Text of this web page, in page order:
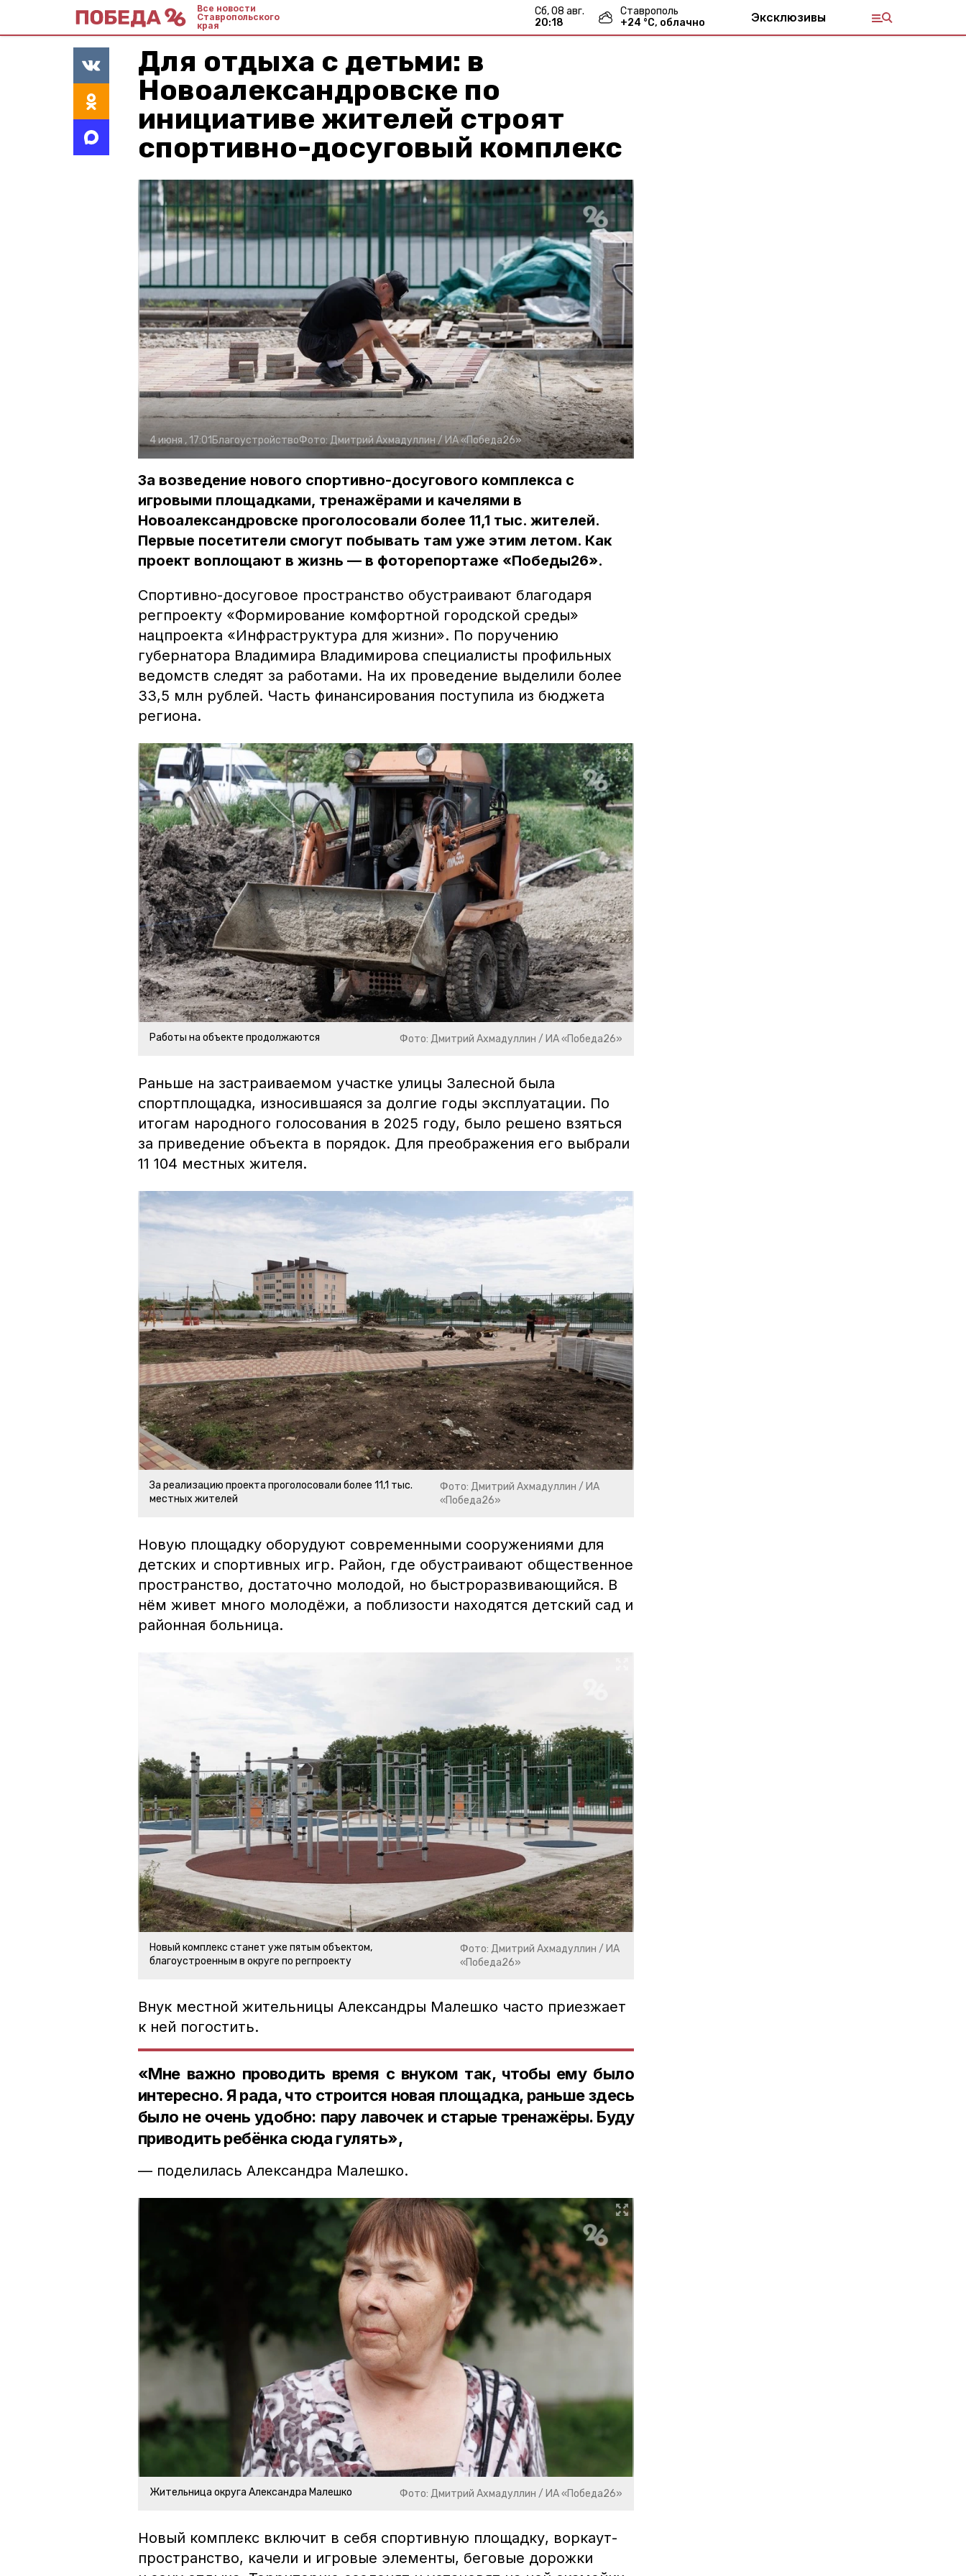
Все новости
Ставропольского
края
сб, 08 авг.
20:18
Ставрополь
+24 °С, облачно Эксклюзивы
Для отдыха с детьми: в
Новоалександровске по
инициативе жителей строят
спортивно-досуговый комплекс
4 июня , 17:01 БлагоустройствоФото: Дмитрий Ахмадуллин /ИА «Победа26»
За возведение нового спортивно-досугового комплекса с
игровыми площадками, тренажёрами и качелями в
Новоалександровске проголосовали более 11,1 тыс. жителей.
Первые посетители смогут побывать там уже этим летом. Как
проект воплощают в жизнь — в фоторепортаже «Победы26».
Спортивно-досуговое пространство обустраивают благодаря
регпроекту «Формирование комфортной городской среды»
нацпроекта «Инфраструктура для жизни». По поручению
губернатора Владимира Владимирова специалисты профильных
ведомств следят за работами. На их проведение выделили более
33,5 млн рублей. Часть финансирования поступила из бюджета
региона.
Работы на объекте продолжаются Фото: Дмитрий Ахмадуллин / ИА «Победа26»
Раньше на застраиваемом участке улицы Залесной была
спортплощадка, износившаяся за долгие годы эксплуатации. По
итогам народного голосования в 2025 году, было решено взяться
за приведение объекта в порядок. Для преображения его выбрали
11 104 местных жителя.
За реализацию проекта проголосовали более 11,1 тыс.
местных жителей
Фото: Дмитрий Ахмадуллин / ИА
«Победа26»
Новую площадку оборудуют современными сооружениями для
детских и спортивных игр. Район, где обустраивают общественное
пространство, достаточно молодой, но быстроразвивающийся. В
нём живет много молодёжи, а поблизости находятся детский сад и
районная больница.
Новый комплекс станет уже пятым объектом,
благоустроенным в округе по регпроекту
Фото: Дмитрий Ахмадуллин / ИА
«Победа26»
Внук местной жительницы Александры Малешко часто приезжает
к ней погостить.
«Мне важно проводить время с внуком так, чтобы ему было
интересно. Я рада, что строится новая площадка, раньше здесь
было не очень удобно: пару лавочек и старые тренажёры. Буду
приводить ребёнка сюда гулять»,
— поделилась Александра Малешко.
Жительница округа Александра Малешко Фото: Дмитрий Ахмадуллин / ИА «Победа26»
Новый комплекс включит в себя спортивную площадку, воркаут-
пространство, качели и игровые элементы, беговые дорожки